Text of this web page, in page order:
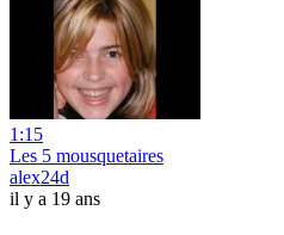
1:15
Les 5 mousquetaires
alex24d
il y a 19 ans